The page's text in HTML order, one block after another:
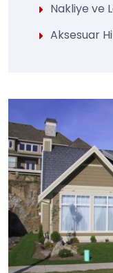
Nakliye ve
Aksesuar